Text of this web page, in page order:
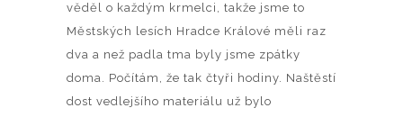
věděl o každým krmelci, takže jsme to
Městských lesích Hradce Králové měli raz
dva a než padla tma byly jsme zpátky
doma. Počítám, že tak čtyři hodiny. Naštěstí
dost vedlejšího materiálu už bylo